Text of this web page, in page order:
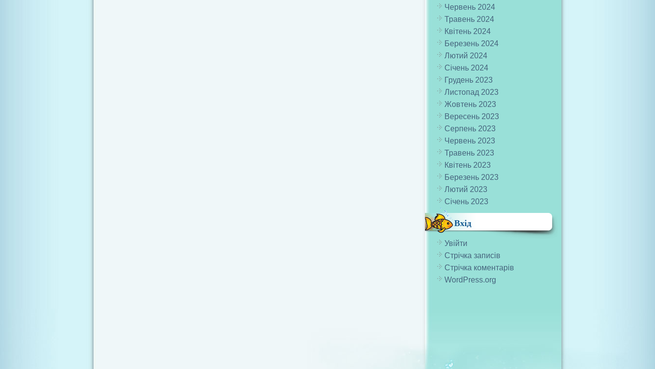
Червень 2024
Травень 2024
Квітень 2024
Березень 2024
Лютий 2024
Січень 2024
Грудень 2023
Листопад 2023
Жовтень 2023
Вересень 2023
Серпень 2023
Червень 2023
Травень 2023
Квітень 2023
Березень 2023
Лютий 2023
Січень 2023
Вхід
Увійти
Стрічка записів
Стрічка коментарів
WordPress.org